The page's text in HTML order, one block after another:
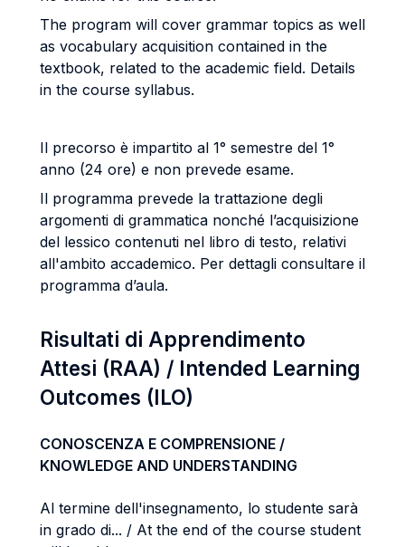
The program will cover grammar topics as well
as vocabulary acquisition contained in the
textbook, related to the academic field. Details
in the course syllabus.
Il precorso è impartito al 1° semestre del 1°
anno (24 ore) e non prevede esame.
Il programma prevede la trattazione degli
argomenti di grammatica nonché l’acquisizione
del lessico contenuti nel libro di testo, relativi
all'ambito accademico. Per dettagli consultare il
programma d’aula.
Risultati di Apprendimento
Attesi (RAA) / Intended Learning
Outcomes (ILO)
CONOSCENZA E COMPRENSIONE /
KNOWLEDGE AND UNDERSTANDING
Al termine dell'insegnamento, lo studente sarà
in grado di... / At the end of the course student